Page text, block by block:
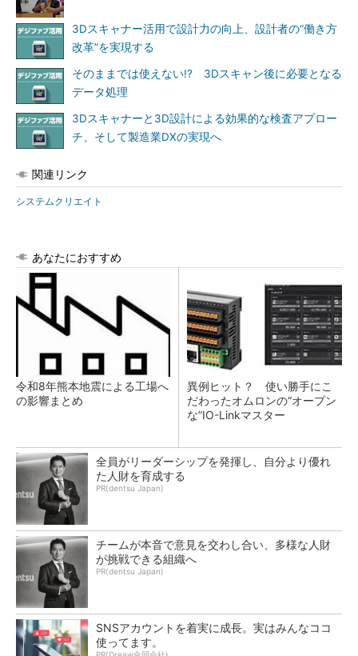
3Dスキャナー活用で設計力の向上、設計者の“働き方
改革”を実現する
そのままでは使えない!? 3Dスキャン後に必要となる
データ処理
3Dスキャナーと3D設計による効果的な検査アプロー
チ、そして製造業DXの実現へ
関連リンク
システムクリエイト
あなたにおすすめ
令和8年熊本地震による工場へ
の影響まとめ
異例ヒット？ 使い勝手にこ
だわったオムロンの“オープン
な”IO-Linkマスター
全員がリーダーシップを発揮し、自分より優れ
た人財を育成する
PR(dentsu Japan)
チームが本音で意見を交わし合い、多様な人財
が挑戦できる組織へ
PR(dentsu Japan)
SNSアカウントを着実に成長。実はみんなココ
使ってます。